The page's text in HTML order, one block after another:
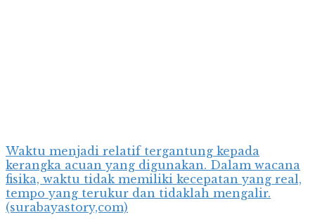
Waktu menjadi relatif tergantung kepada
kerangka acuan yang digunakan. Dalam wacana
fisika, waktu tidak memiliki kecepatan yang real,
tempo yang terukur dan tidaklah mengalir.
(surabayastory,com)